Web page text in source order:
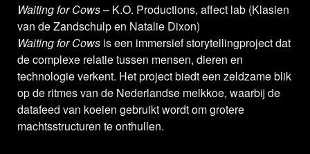
Waiting for Cows– K.O. Productions, affect lab (Klasien
van de Zandschulp en Natalie Dixon)
Waiting for Cows is een immersief storytellingproject dat
de complexe relatie tussen mensen, dieren en
technologie verkent. Het project biedt een zeldzame blik
op de ritmes van de Nederlandse melkkoe, waarbij de
datafeed van koeien gebruikt wordt om grotere
machtsstructuren te onthullen.